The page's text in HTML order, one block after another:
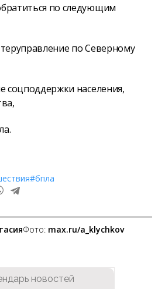
по следующим
по Северному
соцподдержки населения,
#бпла
Фото: max.ru/a_klychkov
новостей